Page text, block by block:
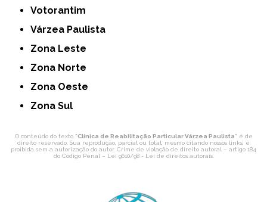
Votorantim
Várzea Paulista
Zona Leste
Zona Norte
Zona Oeste
Zona Sul
O conteúdo do texto "Clínica de Reabilitação Particular Várzea Paulista" é de
direito reservado. Sua reprodução, parcial ou total, mesmo citando nossos links, é
proibida sem a autorização do autor. Crime de violação de direito autoral – artigo 184
do Código Penal – Lei 9610/98 - Lei de direitos autorais.